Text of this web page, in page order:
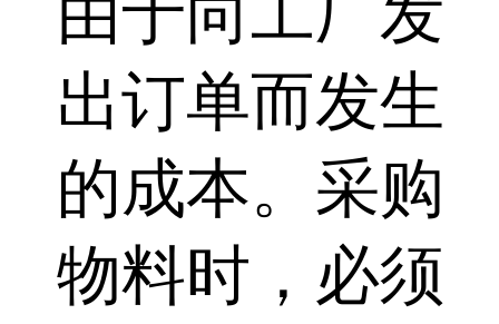
由于向工厂发
出订单而发生
的成本。采购
物料时，必须